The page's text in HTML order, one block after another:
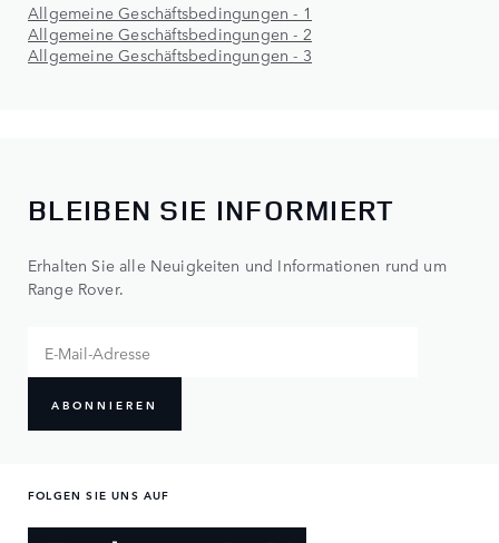
Allgemeine Geschäftsbedingungen - 1
Allgemeine Geschäftsbedingungen - 2
Allgemeine Geschäftsbedingungen - 3
BLEIBEN SIE INFORMIERT
Erhalten Sie alle Neuigkeiten und Informationen rund um
Range Rover.
ABONNIEREN
FOLGEN SIE UNS AUF